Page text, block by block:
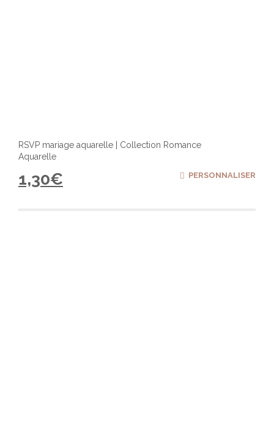
RSVP mariage aquarelle | Collection Romance
Aquarelle
1,30€ PERSONNALISER